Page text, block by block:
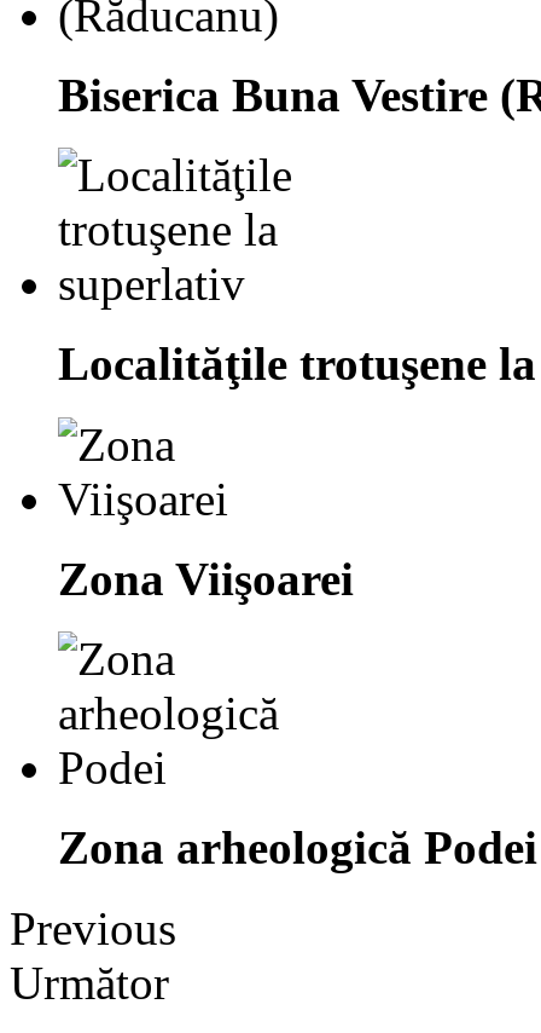
Biserica Buna Vestire
Localităţile trotuşene
Zona Viişoarei
Zona arheologică Podei
Previous
Următor